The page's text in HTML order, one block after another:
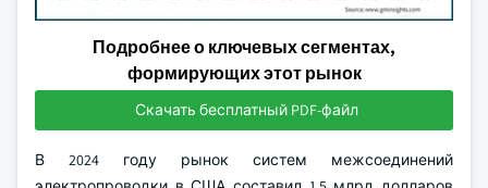
Подробнее о ключевых сегментах,
формирующих этот рынок
Скачать бесплатный PDF-файл
В 2024 году рынок систем межсоединений